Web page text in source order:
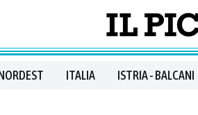
ITALIA ISTRIA - BALCANI